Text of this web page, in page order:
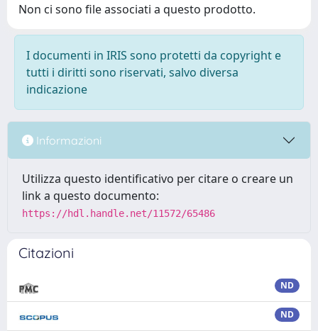
Non ci sono file associati a questo prodotto.
I documenti in IRIS sono protetti da copyright e
tutti i diritti sono riservati, salvo diversa
indicazione
Informazioni
Utilizza questo identificativo per citare o creare un
link a questo documento:
https://hdl.handle.net/11572/65486
Citazioni
ND
ND